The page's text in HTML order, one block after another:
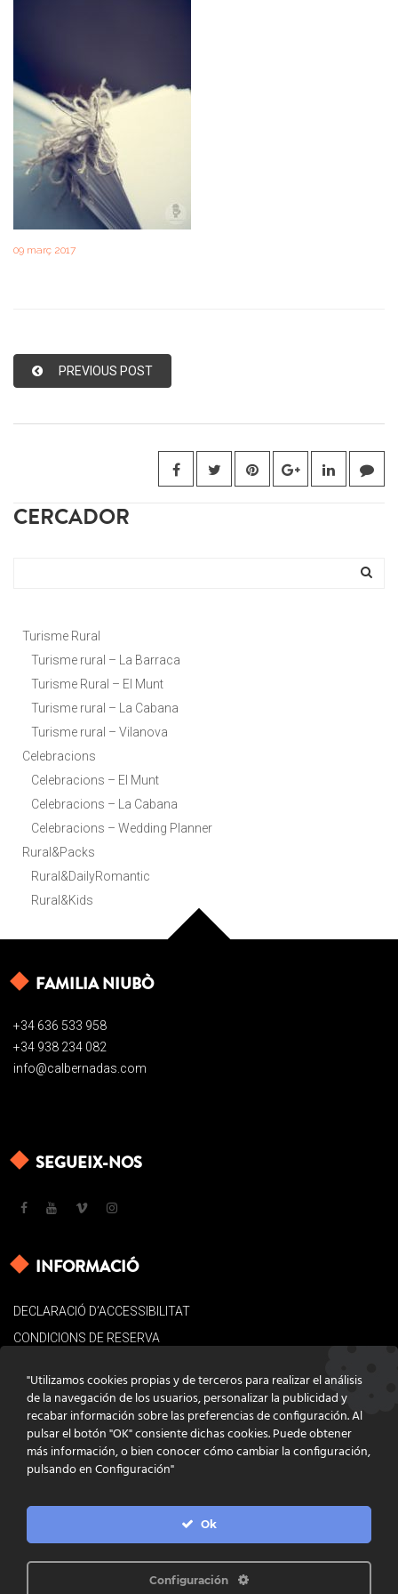
09 març 2017
PREVIOUS POST
CERCADOR
Turisme Rural
Turisme rural – La Barraca
Turisme Rural – El Munt
Turisme rural – La Cabana
Turisme rural – Vilanova
Celebracions
Celebracions – El Munt
Celebracions – La Cabana
Celebracions – Wedding Planner
Rural&Packs
Rural&DailyRomantic
Rural&Kids
FAMILIA NIUBÒ
+34 636 533 958
+34 938 234 082
info@calbernadas.com
SEGUEIX-NOS
INFORMACIÓ
DECLARACIÓ D’ACCESSIBILITAT
CONDICIONS DE RESERVA
POLÍTICA DE COOKIES
CONTACTE
PROGRAMACIÓ INFOACTIVA'T
"Utilizamos cookies propias y de terceros para realizar el análisis
de la navegación de los usuarios, personalizar la publicidad y
recabar información sobre las preferencias de configuración. Al
pulsar el botón "OK" consiente dichas cookies. Puede obtener
más información, o bien conocer cómo cambiar la configuración,
pulsando en Configuración"
Ok
Configuración